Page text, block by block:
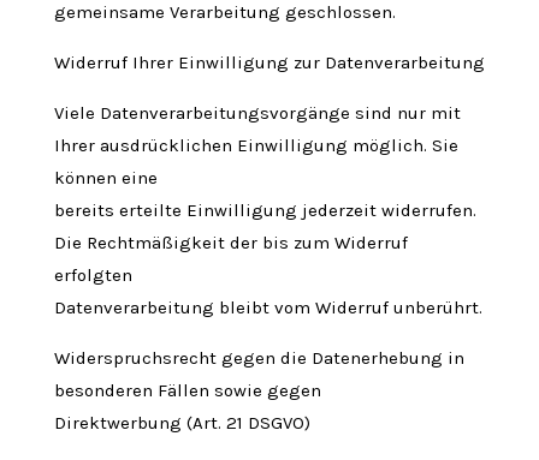
gemeinsame Verarbeitung geschlossen.
Widerruf Ihrer Einwilligung zur Datenverarbeitung
Viele Datenverarbeitungsvorgänge sind nur mit
Ihrer ausdrücklichen Einwilligung möglich. Sie
können eine
bereits erteilte Einwilligung jederzeit widerrufen.
Die Rechtmäßigkeit der bis zum Widerruf
erfolgten
Datenverarbeitung bleibt vom Widerruf unberührt.
Widerspruchsrecht gegen die Datenerhebung in
besonderen Fällen sowie gegen
Direktwerbung (Art. 21 DSGVO)